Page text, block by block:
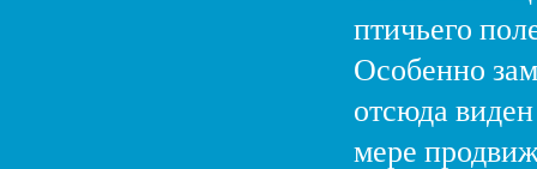
птичьего
Особенно
отсюда
мере